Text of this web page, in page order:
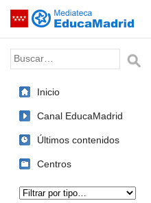
Saltar navegación
Palabra o frase:
Inicio
Canal EducaMadrid
Últimos contenidos
Centros